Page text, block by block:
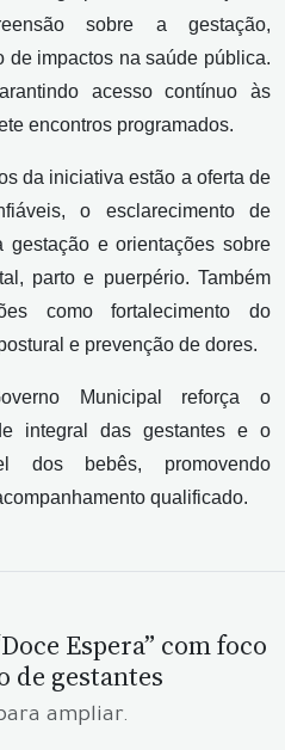
sobre a gestação,
de impactos na saúde pública.
acesso contínuo às
encontros programados.
da iniciativa estão a oferta de
o esclarecimento de
gestação e orientações sobre
parto e puerpério. Também
como fortalecimento do
e prevenção de dores.
Municipal reforça o
integral das gestantes e o
dos bebês, promovendo
qualificado.
Espera” com foco
de gestantes
ampliar.